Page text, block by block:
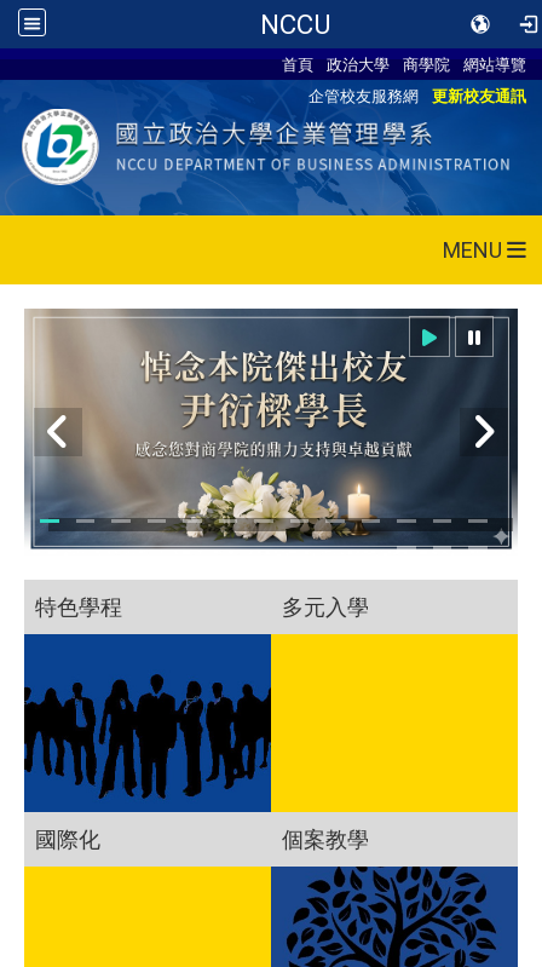
NCCU
首頁 政治大學 商學院
網站導覽
企管校友服務網
更新校友通訊
MENU
115/05/28 CEO論壇活動
特色學程 多元入學
國際化 個案教學